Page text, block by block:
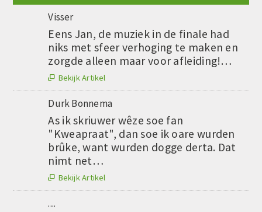
Visser
Eens Jan, de muziek in de finale had
niks met sfeer verhoging te maken en
zorgde alleen maar voor afleiding!…
 Bekijk Artikel
Durk Bonnema
As ik skriuwer wêze soe fan
"Kweapraat", dan soe ik oare wurden
brûke, want wurden dogge derta. Dat
nimt net…
 Bekijk Artikel
....